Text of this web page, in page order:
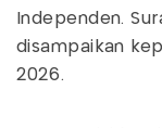
Independen.
disampaikan
2026.